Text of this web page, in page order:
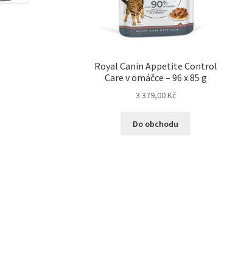
Royal Canin Appetite Control
Care v omáčce – 96 x 85 g
3 379,00Kč
Do obchodu